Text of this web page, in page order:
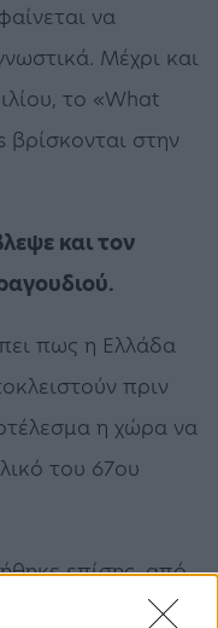
να
Μέχρι και
το «What
στην
και τον
πως η Ελλάδα
πριν
η χώρα να
του 67ου
επίσης, από
που